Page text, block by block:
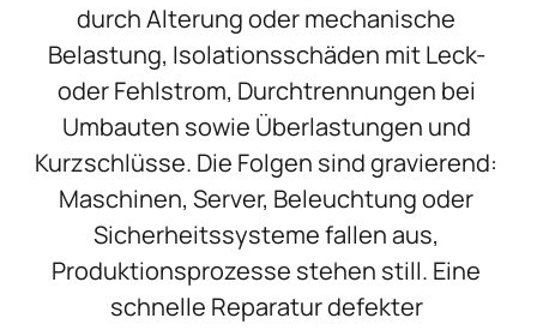
durch Alterung oder mechanische
Belastung, Isolationsschäden mit Leck-
oder Fehlstrom, Durchtrennungen bei
Umbauten sowie Überlastungen und
Kurzschlüsse. Die Folgen sind gravierend:
Maschinen, Server, Beleuchtung oder
Sicherheitssysteme fallen aus,
Produktionsprozesse stehen still. Eine
schnelle Reparatur defekter